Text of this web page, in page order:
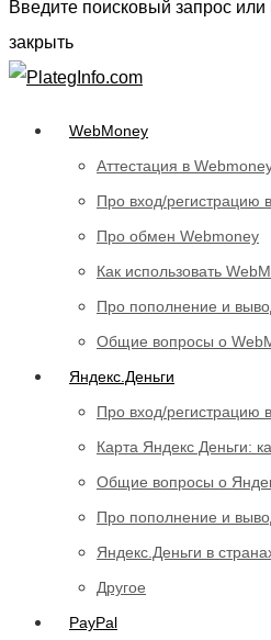
Введите поисковый запрос
закрыть
WebMoney
Аттестация в
Про вход/регистрацию
Про обмен Webmoney
Как использовать
Про пополнение и
Общие вопросы о
Яндекс.Деньги
Про вход/регистрацию
Карта Яндекс Деньги:
Общие вопросы о
Про пополнение и
Яндекс.Деньги в
Другое
PayPal